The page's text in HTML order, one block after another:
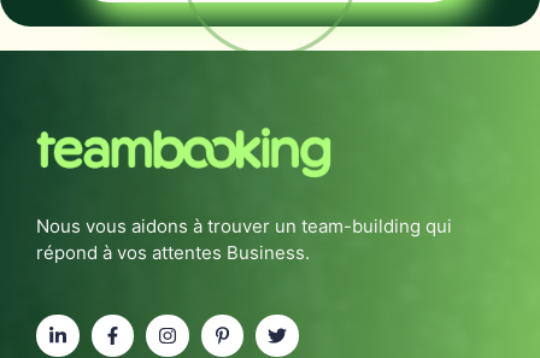
Nous vous aidons à trouver un team-building qui
répond à vos attentes Business.